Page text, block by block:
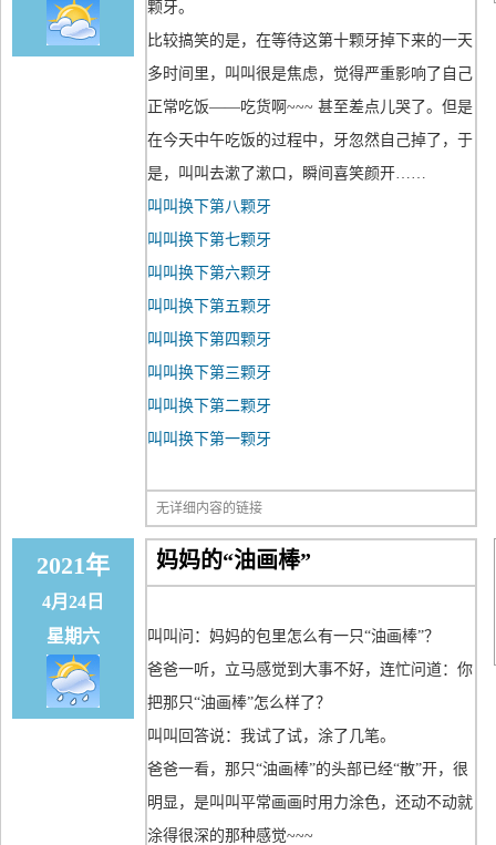
颗牙。
比较搞笑的是，在等待这第十颗牙掉下来的一天
多时间里，叫叫很是焦虑，觉得严重影响了自己
正常吃饭——吃货啊~~~ 甚至差点儿哭了。但是
在今天中午吃饭的过程中，牙忽然自己掉了，于
是，叫叫去漱了漱口，瞬间喜笑颜开……
叫叫换下第八颗牙
叫叫换下第七颗牙
叫叫换下第六颗牙
叫叫换下第五颗牙
叫叫换下第四颗牙
叫叫换下第三颗牙
叫叫换下第二颗牙
叫叫换下第一颗牙
无详细内容的链接
2021年
4月24日
星期六
妈妈的“油画棒”
叫叫问：妈妈的包里怎么有一只“油画棒”？
爸爸一听，立马感觉到大事不好，连忙问道：你
把那只“油画棒”怎么样了？
叫叫回答说：我试了试，涂了几笔。
爸爸一看，那只“油画棒”的头部已经“散”开，很
明显，是叫叫平常画画时用力涂色，还动不动就
涂得很深的那种感觉~~~